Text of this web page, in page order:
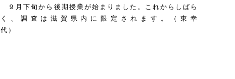
９月下旬から後期授業が始まりました。これからしばら
く、調査は滋賀県内に限定されます。（東幸
代）